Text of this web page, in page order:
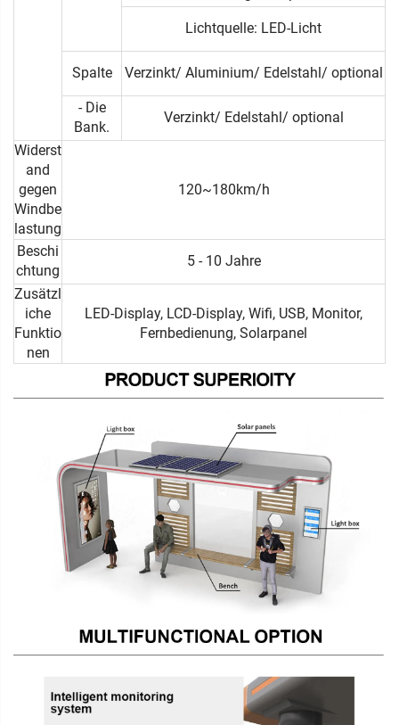
Lichtquelle: LED-Licht
Spalte Verzinkt/ Aluminium/ Edelstahl/ optional
- Die
Bank.
Verzinkt/ Edelstahl/ optional
Widerst
and
gegen
Windbe
lastung
120~180km/h
Beschi
chtung
5 - 10 Jahre
Zusätzl
iche
Funktio
nen
LED-Display, LCD-Display, Wifi, USB, Monitor,
Fernbedienung, Solarpanel